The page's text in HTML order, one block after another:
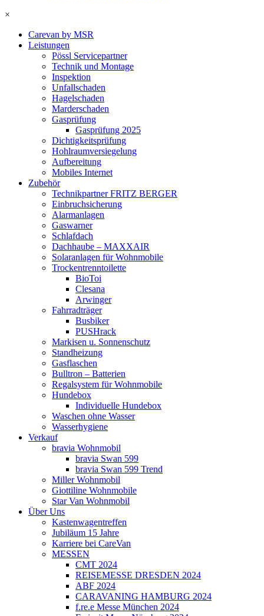
×
Carevan by MSR
Leistungen
Pössl Servicepartner
Technik und Montage
Inspektion
Unfallschaden
Hagelschaden
Marderschaden
Gasprüfung
Gasprüfung 2025
Dichtigkeitsprüfung
Hohlraumversiegelung
Aufbereitung
Mobiles Internet
Zubehör
Technikpartner FRITZ BERGER
Einbruchsicherung
Alarmanlagen
Gaswarner
Schlafdach
Dachhaube – MAXXAIR
Solaranlagen für Wohnmobile
Trockentrenntoilette
BioToi
Clesana
Arwinger
Fahrradträger
Busbiker
PUSHrack
Markisen u. Sonnenschutz
Standheizung
Gasflaschen
Bulltron – Batterien
Regalsystem für Wohnmobile
Hundebox
Individuelle Hundebox
Waschen ohne Wasser
Wasserhygiene
Verkauf
bravia Wohnmobil
bravia Swan 599
bravia Swan 599 Trend
Miller Wohnmobil
Giottiline Wohnmobile
Star Van Wohnmobil
Über Uns
Kastenwagentreffen
Jubiläum 15 Jahre
Karriere bei CareVan
MESSEN
CMT 2024
REISEMESSE DRESDEN 2024
ABF 2024
CARAVANING HAMBURG 2024
f.re.e Messe München 2024